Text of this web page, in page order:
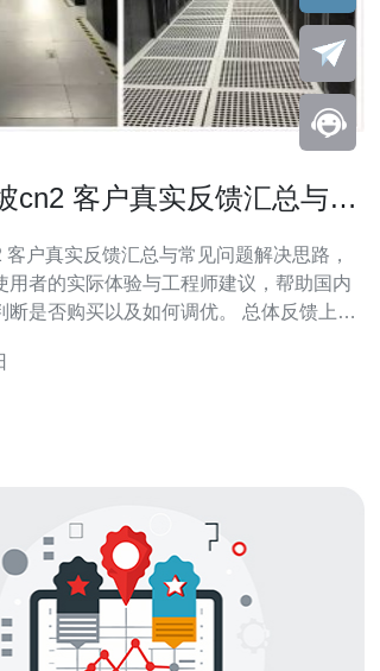
cn2 客户真实反馈汇总与常
户真实反馈汇总与常见问题解决思路，
用者的实际体验与工程师建议，帮助国内
购买以及如何调优。 总体反馈上，
优点包括延迟比普通国际节点低、业务稳